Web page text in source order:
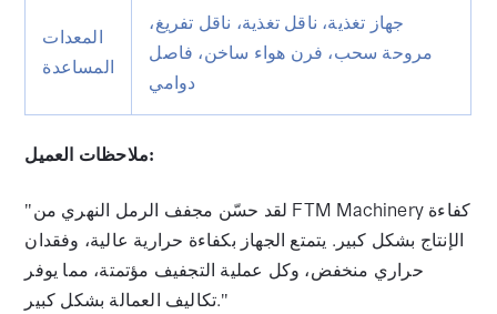
المعدات
المساعدة
جهاز تغذية، ناقل تغذية، ناقل تفريغ،
مروحة سحب، فرن هواء ساخن، فاصل
دوامي
ملاحظات العميل:
"لقد حسّن مجفف الرمل النهري من FTM Machinery كفاءة
الإنتاج بشكل كبير. يتمتع الجهاز بكفاءة حرارية عالية، وفقدان
حراري منخفض، وكل عملية التجفيف مؤتمتة، مما يوفر
تكاليف العمالة بشكل كبير."